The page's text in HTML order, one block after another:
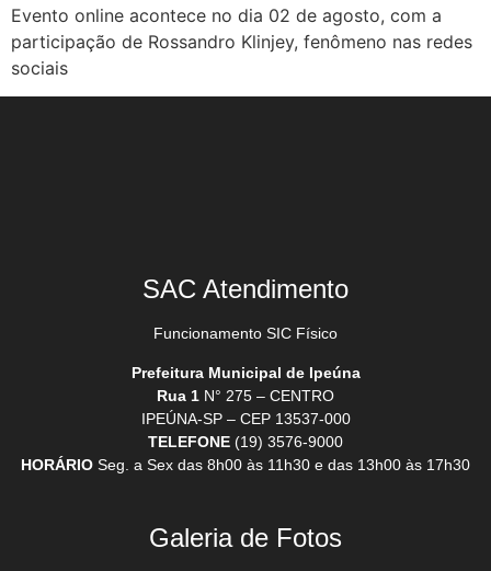
Evento online acontece no dia 02 de agosto, com a
participação de Rossandro Klinjey, fenômeno nas redes
sociais
SAC Atendimento
Funcionamento SIC Físico
Prefeitura Municipal de Ipeúna
Rua 1 N° 275 – CENTRO
IPEÚNA-SP – CEP 13537-000
TELEFONE (19) 3576-9000
HORÁRIO Seg. a Sex das 8h00 às 11h30 e das 13h00 às 17h30
Galeria de Fotos